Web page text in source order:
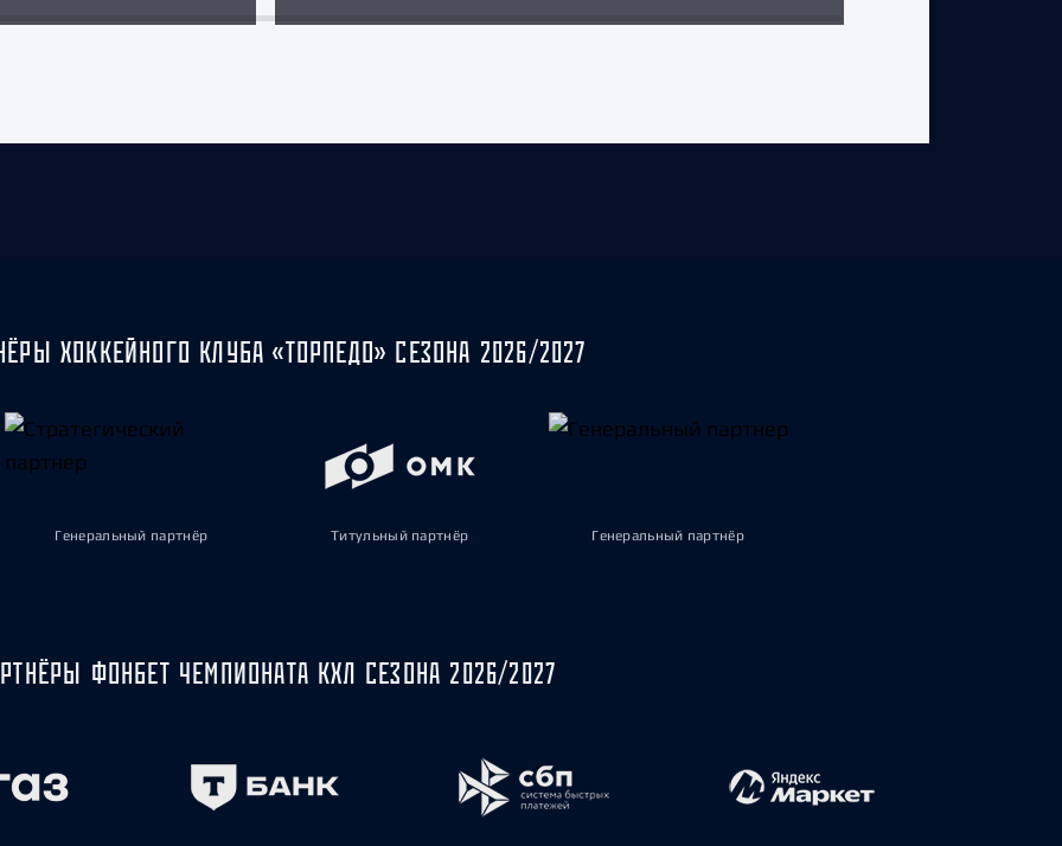
ХОККЕЙНОГО КЛУБА «ТОРПЕДО» СЕЗОНА 2026/2027
Генеральный партнёр Титульный партнёр Генеральный партнёр
ФОНБЕТ ЧЕМПИОНАТА КХЛ СЕЗОНА 2026/2027